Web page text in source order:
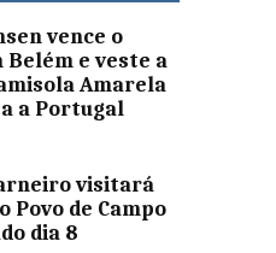
vence o
Belém e veste a
Amarela
a Portugal
visitará
Povo de Campo
dia 8